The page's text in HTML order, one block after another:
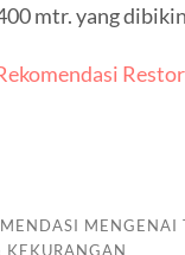
mtr. yang
MENGENAI
KEKURANGAN